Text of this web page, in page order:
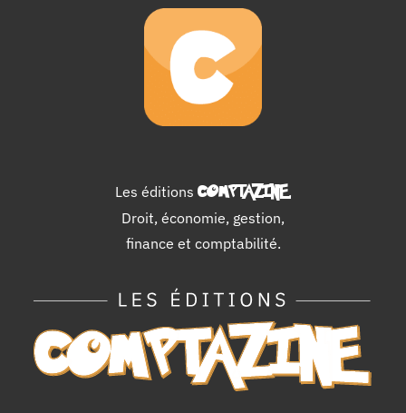
Les éditions COMPTAZINE.
Droit, économie, gestion,
finance et comptabilité.